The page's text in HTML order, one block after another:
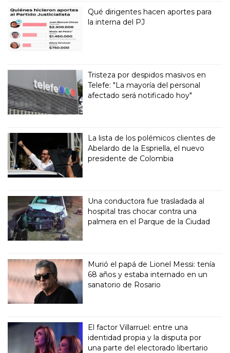
Qué dirigentes hacen aportes para
la interna del PJ
Tristeza por despidos masivos en
Telefe: "La mayoría del personal
afectado será notificado hoy"
La lista de los polémicos clientes de
Abelardo de la Espriella, el nuevo
presidente de Colombia
Una conductora fue trasladada al
hospital tras chocar contra una
palmera en el Parque de la Ciudad
Murió el papá de Lionel Messi: tenía
68 años y estaba internado en un
sanatorio de Rosario
El factor Villarruel: entre una
identidad propia y la disputa por
una parte del electorado libertario